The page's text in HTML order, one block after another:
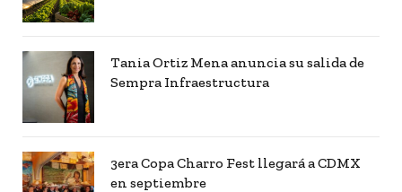
Tania Ortiz Mena anuncia su salida de
Sempra Infraestructura
3era Copa Charro Fest llegará a CDMX
en septiembre